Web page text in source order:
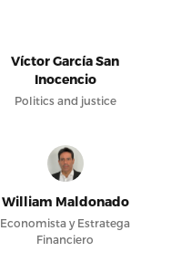
Víctor García San
Inocencio
Politics and justice
William Maldonado
Economista y Estratega
Financiero